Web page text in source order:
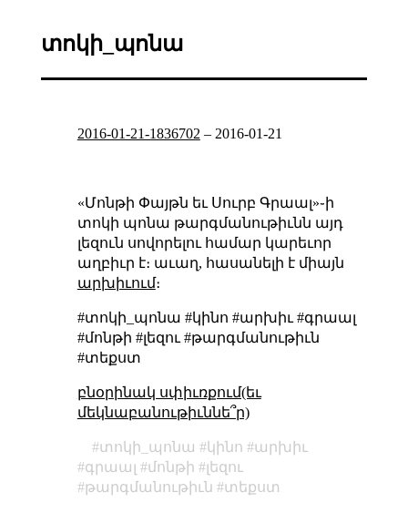
տոկի_պոնա
2016-01-21-1836702 – 2016-01-21
«Մոնթի Փայթն եւ Սուրբ Գրաալ»֊ի
տոկի պոնա թարգմանութիւնն այդ
լեզուն սովորելու համար կարեւոր
աղբիւր է։ աւաղ, հասանելի է միայն
արխիւում։
#տոկի_պոնա #կինո #արխիւ #գրաալ
#մոնթի #լեզու #թարգմանութիւն
#տեքստ
բնօրինակ սփիւռքում(եւ
մեկնաբանութիւննե՞ր)
տոկի_պոնա կինո
արխիւ
գրաալ
մոնթի
լեզու
թարգմանութիւն
տեքստ